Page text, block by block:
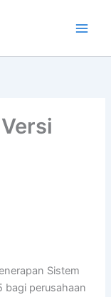
Sistem
bagi perusahaan